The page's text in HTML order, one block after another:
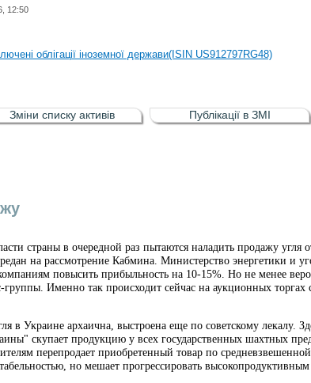
12:50
фондового ринку (РФР) включена Корпоративна
облігації іноземної держави(ISIN US912797RG48)
Облігація внутрішніх державних позик України (ISIN
фондового ринку (РФР) включена Корпоративна облігація
Зміни списку активів Публікації в ЗМІ
страны в очередной раз пытаются наладить продажу угля
на рассмотрение Кабмина. Министерство энергетики и
повысить прибыльность на 10-15%. Но не менее
группы. Именно так происходит сейчас на аукционных
в Украине архаична, выстроена еще по советскому лекалу.
скупает продукцию у всех государственных шахтных
перепродает приобретенный товар по
но мешает прогрессировать